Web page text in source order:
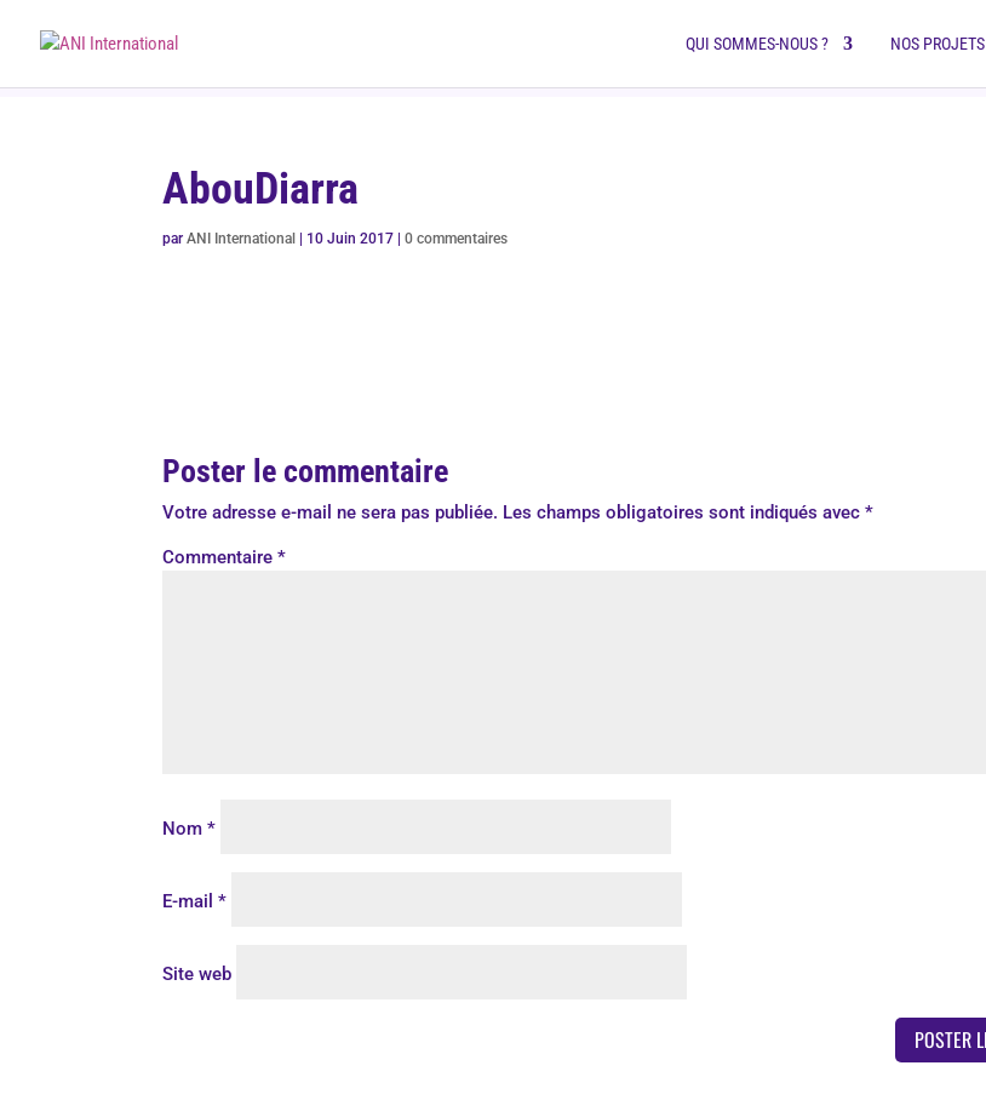
QUI SOMMES-NOUS ? NOS PROJETS
AbouDiarra
parANI International 10 Juin 2017 |0 commentaires
Poster le commentaire
Votre adresse e-mail ne sera pas publiée. Les champs obligatoires sont indiqués avec*
Commentaire*
Nom*
E-mail*
Site web